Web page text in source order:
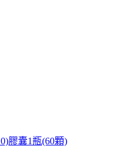
膠囊1瓶(60顆)